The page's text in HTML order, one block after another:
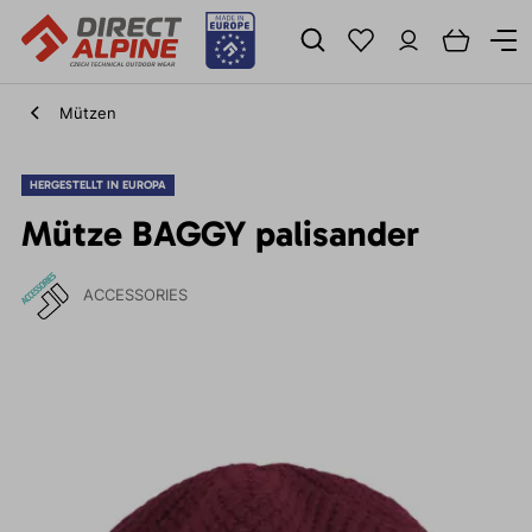
Mützen
HERGESTELLT IN EUROPA
Mütze BAGGY palisander
ACCESSORIES